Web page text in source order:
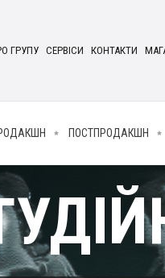
ГРУПУ СЕРВІСИ КОНТАКТИ
ПОСТПРОДАКШН